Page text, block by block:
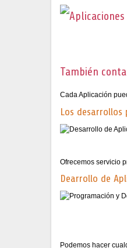
También
Cada Aplicación
Los
Ofrecemos servicio
Dearrollo de
Podemos hacer